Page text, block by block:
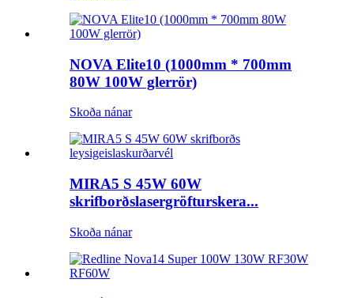
NOVA Elite10 (1000mm * 700mm
80W 100W glerrör)
Skoða nánar
MIRA5 S 45W 60W
skrifborðslasergröfturskera...
Skoða nánar